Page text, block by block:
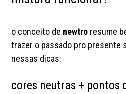
o conceito de newtro resume
trazer o passado pro presente
nessas dicas:
cores neutras + pontos